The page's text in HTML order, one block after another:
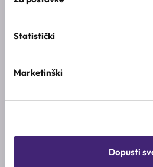
Statistički
Marketinški
Dopusti
Kombinirana & normalna koža
STANJA KOŽE
AKTIVNI SASTOJCI
Beta-glukan, Kolagen, Niacinamid,